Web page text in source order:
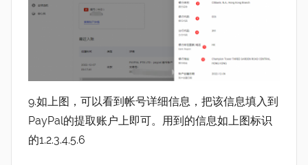
9.如上图，可以看到帐号详细信息，把该信息填入到
PayPal的提取账户上即可。用到的信息如上图标识
的1.2.3.4.5.6